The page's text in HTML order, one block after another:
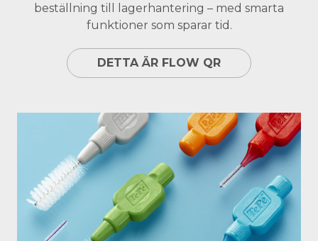
beställning till lagerhantering – med smarta
funktioner som sparar tid.
DETTA ÄR FLOW QR